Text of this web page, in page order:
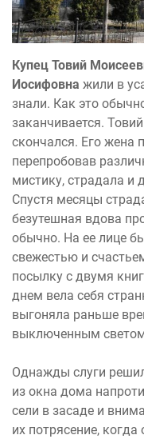
Купец Товий
Иосифовна жили в
знали. Как это
заканчивается.
скончался. Его жена
перепробовав
мистику, страдала и
Спустя месяцы
безутешная вдова
обычно. На ее лице
свежестью и
посылку с двумя
днем вела себя
выгоняла раньше
выключенным
Однажды слуги
из окна дома
сели в засаде и
их потрясение,